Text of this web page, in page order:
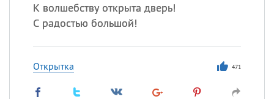
К волшебству открыта дверь!
С радостью большой!
Открытка 471